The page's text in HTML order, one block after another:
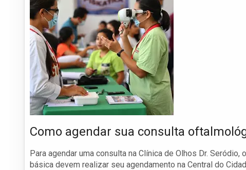
Como agendar sua consulta
Para agendar uma consulta na Clínica de Olhos Dr.
básica devem realizar seu agendamento na Central do